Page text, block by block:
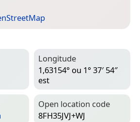
Longitude
1,63154° ou 1° 37′ 54″
est
Open location code
8FH35JVJ+WJ